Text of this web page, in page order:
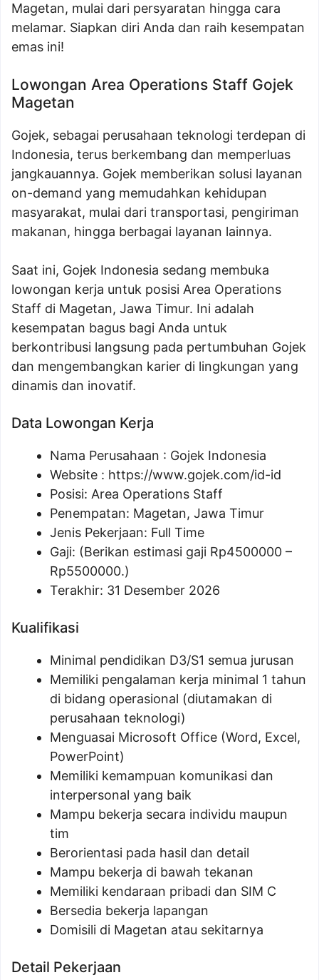
Magetan, mulai dari persyaratan hingga cara
melamar. Siapkan diri Anda dan raih kesempatan
emas ini!
Lowongan Area Operations Staff Gojek
Magetan
Gojek, sebagai perusahaan teknologi terdepan di
Indonesia, terus berkembang dan memperluas
jangkauannya. Gojek memberikan solusi layanan
on-demand yang memudahkan kehidupan
masyarakat, mulai dari transportasi, pengiriman
makanan, hingga berbagai layanan lainnya.
Saat ini, Gojek Indonesia sedang membuka
lowongan kerja untuk posisi Area Operations
Staff di Magetan, Jawa Timur. Ini adalah
kesempatan bagus bagi Anda untuk
berkontribusi langsung pada pertumbuhan Gojek
dan mengembangkan karier di lingkungan yang
dinamis dan inovatif.
Data Lowongan Kerja
Nama Perusahaan : Gojek Indonesia
Website : https://www.gojek.com/id-id
Posisi: Area Operations Staff
Penempatan: Magetan, Jawa Timur
Jenis Pekerjaan: Full Time
Gaji: (Berikan estimasi gaji Rp4500000 –
Rp5500000.)
Terakhir: 31 Desember 2026
Kualifikasi
Minimal pendidikan D3/S1 semua jurusan
Memiliki pengalaman kerja minimal 1 tahun
di bidang operasional (diutamakan di
perusahaan teknologi)
Menguasai Microsoft Office (Word, Excel,
PowerPoint)
Memiliki kemampuan komunikasi dan
interpersonal yang baik
Mampu bekerja secara individu maupun
tim
Berorientasi pada hasil dan detail
Mampu bekerja di bawah tekanan
Memiliki kendaraan pribadi dan SIM C
Bersedia bekerja lapangan
Domisili di Magetan atau sekitarnya
Detail Pekerjaan